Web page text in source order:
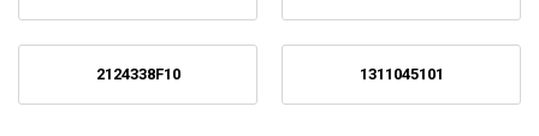
2124338F10 1311045101